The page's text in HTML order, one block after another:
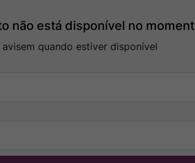
não está disponível no
avisem quando estiver disponível